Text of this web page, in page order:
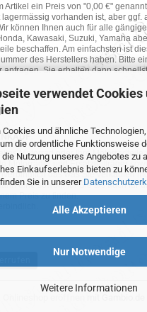
verwendet Cookies
Cookies und ähnliche
die ordentliche Funktionsweise
Nutzung unseres Angebotes zu
Einkaufserlebnis bieten zu
Sie in unserer
Alle Akzeptieren
Nur Notwendige
Weitere Informationen
Artikel ein Preis von "0,00 €"
vorhanden ist, aber ggf.
können Ihnen auch für alle
Kawasaki, Suzuki, Yamaha
beschaffen. Am einfachsten ist
des Herstellers haben. Bitte
anfragen. Sie erhalten dann
Motorrad oder Ihre Motorradteile
Motorräder und Ersatzteilträger
das was Sie verkaufen
eine sowohl für Sie als auch für
Preis zu finden.